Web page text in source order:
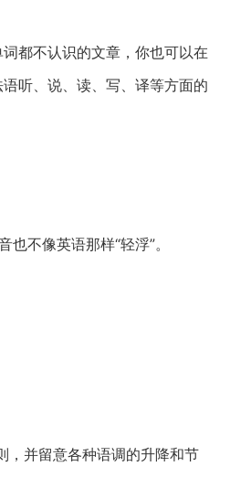
都不认识的文章，你也可以在
听、说、读、写、译等方面的
不像英语那样“轻浮”。
并留意各种语调的升降和节